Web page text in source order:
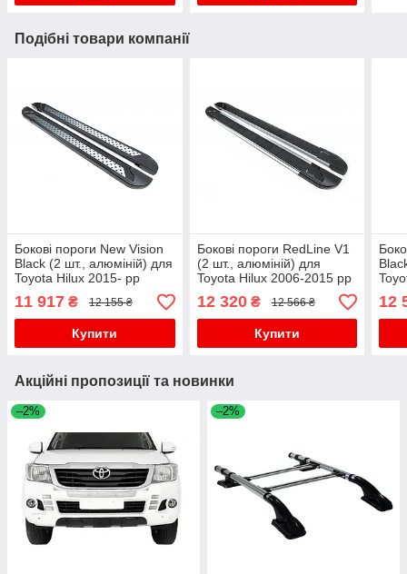
Подібні товари компанії
Бокові пороги New Vision
Black (2 шт., алюміній) для
Toyota Hilux 2015- рр
11 917 ₴ 12 155 ₴
Купити
Бокові пороги RedLine V1
(2 шт., алюміній) для
Toyota Hilux 2006-2015 рр
12 320₴ 12 566 ₴
Купити
12
Акційні пропозиції та новинки
–2% –2%